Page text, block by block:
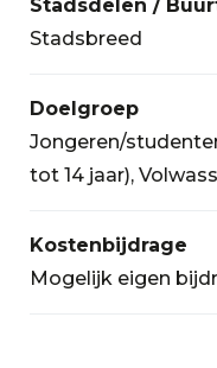
Stadsdelen /
Stadsbreed
Doelgroep
Jongeren/
tot 14 jaar),
Kostenbijdrage
Mogelijk eigen